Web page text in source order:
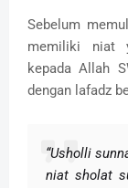
Sebelum
memiliki niat
kepada Allah
dengan lafadz
“Usholli
niat sholat